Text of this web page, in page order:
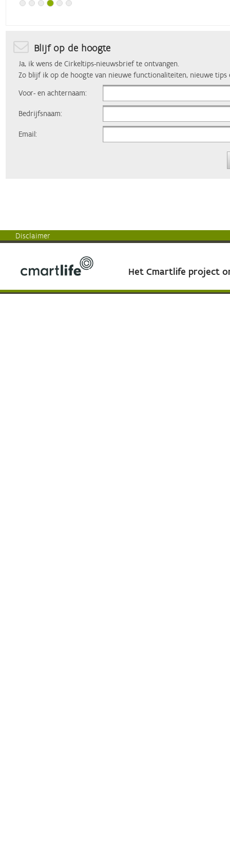
Blijf op de hoogte
Ja, ik wens de Cirkeltips-nieuwsbrief te ontvangen.
Zo blijf ik op de hoogte van nieuwe functionaliteiten, nieuwe tips
Voor- en achternaam:
Bedrijfsnaam:
Email:
Disclaimer
Het Cmartlife project